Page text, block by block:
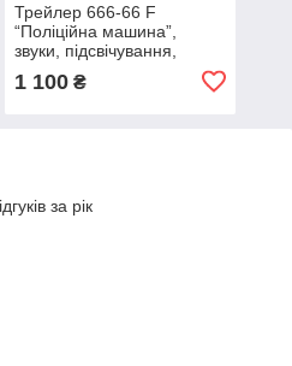
Трейлер 666-66 F
“Поліційна машина”,
звуки, підсвічування,
машинка, гвинто
1 100₴
за рік